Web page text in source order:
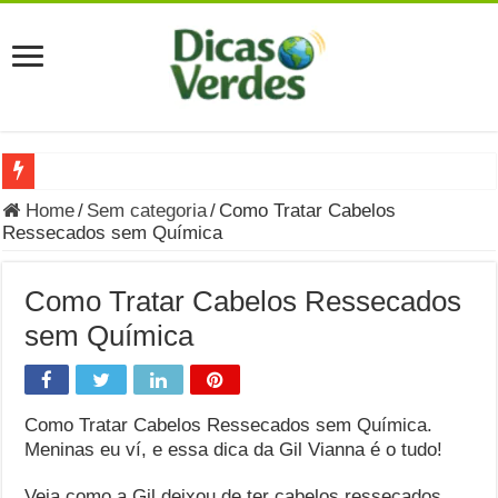
Grávida Pode Comer Pastrami? Saiba Quando o Consumo é
8 Bebidas saudáveis e ricas em eletrólitos: quais são e
Você sabe o que é uma Economia Circular?
Carta Psicografada de Isabella Nardoni : O que Diz a
Grávida pode comer picles e alimentos em conserva durante
Carta Psicografada João Hélio: Revelação, Paz e a Lei do
Carta Psicografada de Eduardo Campos
Home/ Sem categoria/ Como Tratar Cabelos
Ressecados sem Química
Como Tratar Cabelos Ressecados
sem Química
Como Tratar Cabelos Ressecados sem Química.
Meninas eu ví, e essa dica da Gil Vianna é o tudo!